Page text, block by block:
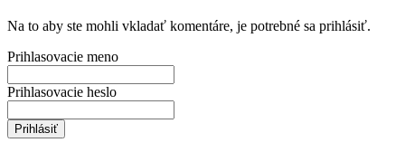
Na to aby ste mohli vkladať komentáre, je potrebné sa prihlásiť.
Prihlasovacie meno
Prihlasovacie heslo
Prihlásiť